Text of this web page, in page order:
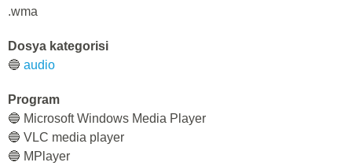
.wma
Dosya kategorisi
🔵 audio
Program
🔵 Microsoft Windows Media Player
🔵 VLC media player
🔵 MPlayer